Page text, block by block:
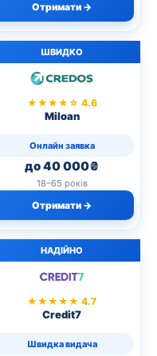
Отримати →
ШВИДКО
★★★★☆ 4.6
Miloan
Онлайн заявка
до 40 000₴
18–65 років
Отримати →
НАДІЙНО
★★★★★ 4.7
Credit7
Швидка видача